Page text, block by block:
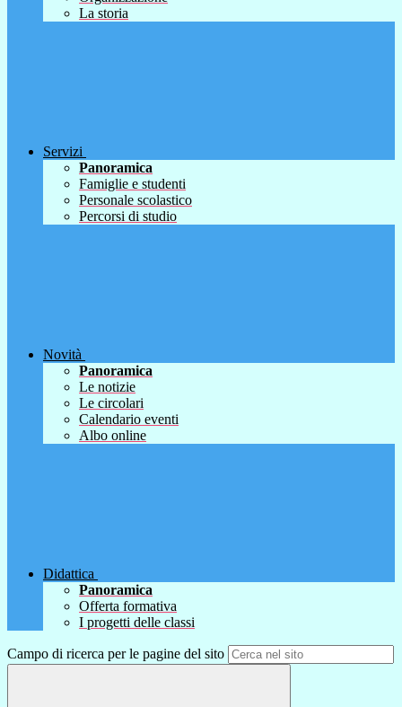
La storia
Servizi
Panoramica
Famiglie e studenti
Personale scolastico
Percorsi di studio
Novità
Panoramica
Le notizie
Le circolari
Calendario eventi
Albo online
Didattica
Panoramica
Offerta formativa
I progetti delle classi
Campo di ricerca per le pagine del sito